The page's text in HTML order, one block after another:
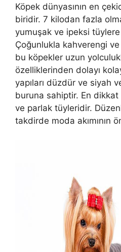
Köpek dünyasının en
biridir. 7 kilodan fazla
yumuşak ve ipeksi
Çoğunlukla kahverengi
bu köpekler uzun
özelliklerinden dolayı
yapıları düzdür ve siyah
buruna sahiptir. En
ve parlak tüyleridir. Düzenli
takdirde moda akımının